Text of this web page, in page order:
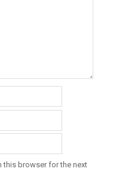
this browser for the next